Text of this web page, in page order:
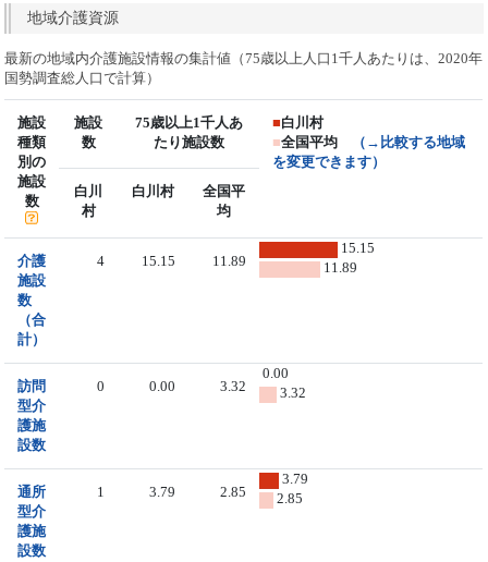
地域介護資源
最新の地域内介護施設情報の集計値（75歳以上人口1千人あたりは、2020年
国勢調査総人口で計算）
施設
種類
別の
施設
数
施設
数
75歳以上1千人あ
たり施設数
■白川村
■全国平均
（→比較する地域
を変更できます）
白川
村
白川村
全国平
均
介護
施設
数
（合
計）
4 15.15 11.89
15.15
11.89
訪問
型介
護施
設数
0 0.00 3.32
0.00
3.32
通所
型介
護施
設数
1 3.79 2.85
3.79
2.85